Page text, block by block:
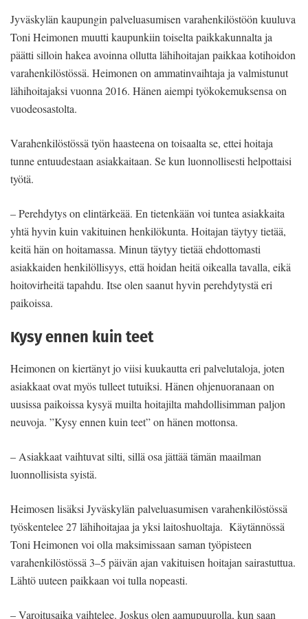
Jyväskylän kaupungin palveluasumisen varahenkilöstöön kuuluva
Toni Heimonen muutti kaupunkiin toiselta paikkakunnalta ja
päätti silloin hakea avoinna ollutta lähihoitajan paikkaa kotihoidon
varahenkilöstössä. Heimonen on ammatinvaihtaja ja valmistunut
lähihoitajaksi vuonna 2016. Hänen aiempi työkokemuksensa on
vuodeosastolta.
Varahenkilöstössä työn haasteena on toisaalta se, ettei hoitaja
tunne entuudestaan asiakkaitaan. Se kun luonnollisesti helpottaisi
työtä.
– Perehdytys on elintärkeää. En tietenkään voi tuntea asiakkaita
yhtä hyvin kuin vakituinen henkilökunta. Hoitajan täytyy tietää,
keitä hän on hoitamassa. Minun täytyy tietää ehdottomasti
asiakkaiden henkilöllisyys, että hoidan heitä oikealla tavalla, eikä
hoitovirheitä tapahdu. Itse olen saanut hyvin perehdytystä eri
paikoissa.
Kysy ennen kuin teet
Heimonen on kiertänyt jo viisi kuukautta eri palvelutaloja, joten
asiakkaat ovat myös tulleet tutuiksi. Hänen ohjenuoranaan on
uusissa paikoissa kysyä muilta hoitajilta mahdollisimman paljon
neuvoja. ”Kysy ennen kuin teet” on hänen mottonsa.
– Asiakkaat vaihtuvat silti, sillä osa jättää tämän maailman
luonnollisista syistä.
Heimosen lisäksi Jyväskylän palveluasumisen varahenkilöstössä
työskentelee 27 lähihoitajaa ja yksi laitoshuoltaja. Käytännössä
Toni Heimonen voi olla maksimissaan saman työpisteen
varahenkilöstössä 3–5 päivän ajan vakituisen hoitajan sairastuttua.
Lähtö uuteen paikkaan voi tulla nopeasti.
– Varoitusaika vaihtelee. Joskus olen aamupuurolla, kun saan